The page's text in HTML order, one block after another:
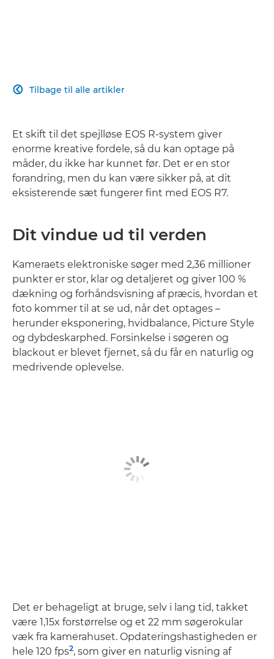
Tilbage til alle artikler

Et skift til det spejlløse EOS R-system giver
enorme kreative fordele, så du kan optage på
måder, du ikke har kunnet før. Det er en stor
forandring, men du kan være sikker på, at dit
eksisterende sæt fungerer fint med EOS R7.
Dit vindue ud til verden
Kameraets elektroniske søger med 2,36 millioner
punkter er stor, klar og detaljeret og giver 100 %
dækning og forhåndsvisning af præcis, hvordan et
foto kommer til at se ud, når det optages –
herunder eksponering, hvidbalance, Picture Style
og dybdeskarphed. Forsinkelse i søgeren og
blackout er blevet fjernet, så du får en naturlig og
medrivende oplevelse.
Det er behageligt at bruge, selv i lang tid, takket
være 1,15x forstørrelse og et 22 mm søgerokular
væk fra kamerahuset. Opdateringshastigheden er
hele 120 fps2, som giver en naturlig visning af